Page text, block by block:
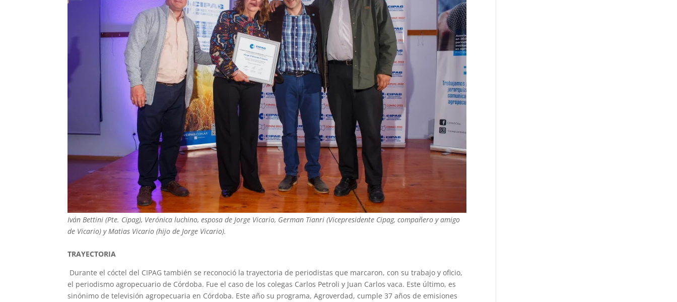
Iván Bettini (Pte. Cipag), Verónica luchino, esposa de Jorge Vicario, German Tianri (Vicepresidente Cipag, compañero y amigo
de Vicario) y Matias Vicario (hijo de Jorge Vicario).
TRAYECTORIA
Durante el cóctel del CIPAG también se reconoció la trayectoria de periodistas que marcaron, con su trabajo y oficio,
el periodismo agropecuario de Córdoba. Fue el caso de los colegas Carlos Petroli y Juan Carlos vaca. Este último, es
sinónimo de televisión agropecuaria en Córdoba. Este año su programa, Agroverdad, cumple 37 años de emisiones